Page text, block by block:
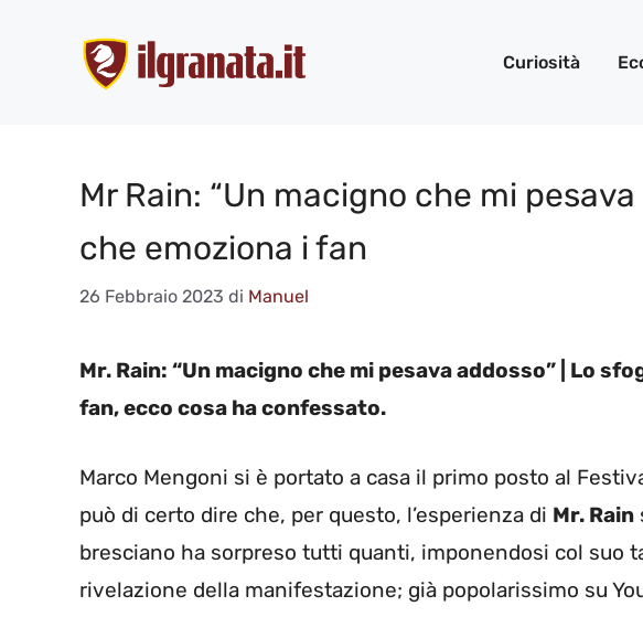
contenuto
Curiosità
Mr Rain: “Un macigno che mi
che emoziona i fan
26 Febbraio 2023 di Manuel
Mr. Rain: “Un macigno che mi pesava addosso” | Lo
fan, ecco cosa ha confessato.
Marco Mengoni si è portato a casa il primo posto al
può di certo dire che, per questo, l’esperienza di Mr. Rain
bresciano ha sorpreso tutti quanti, imponendosi col suo
rivelazione della manifestazione; già popolarissimo su